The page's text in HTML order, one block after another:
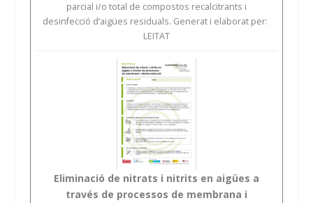
parcial i/o total de compostos recalcitrants i
desinfecció d’aigües residuals. Generat i elaborat per:
LEITAT
Eliminació de nitrats i nitrits en aigües a
través de processos de membrana i